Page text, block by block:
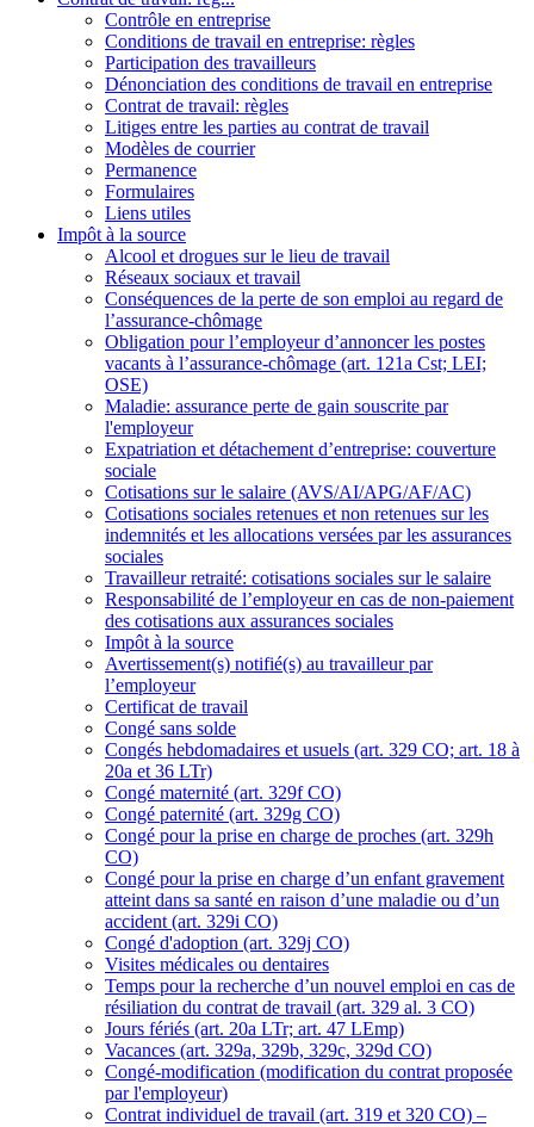
Contrôle en entreprise
Conditions de travail en entreprise: règles
Participation des travailleurs
Dénonciation des conditions de travail en entreprise
Contrat de travail: règles
Litiges entre les parties au contrat de travail
Modèles de courrier
Permanence
Formulaires
Liens utiles
Impôt à la source
Alcool et drogues sur le lieu de travail
Réseaux sociaux et travail
Conséquences de la perte de son emploi au regard de
l’assurance-chômage
Obligation pour l’employeur d’annoncer les postes
vacants à l’assurance-chômage (art. 121a Cst; LEI;
OSE)
Maladie: assurance perte de gain souscrite par
l'employeur
Expatriation et détachement d’entreprise: couverture
sociale
Cotisations sur le salaire (AVS/AI/APG/AF/AC)
Cotisations sociales retenues et non retenues sur les
indemnités et les allocations versées par les assurances
sociales
Travailleur retraité: cotisations sociales sur le salaire
Responsabilité de l’employeur en cas de non-paiement
des cotisations aux assurances sociales
Impôt à la source
Avertissement(s) notifié(s) au travailleur par
l’employeur
Certificat de travail
Congé sans solde
Congés hebdomadaires et usuels (art. 329 CO; art. 18 à
20a et 36 LTr)
Congé maternité (art. 329f CO)
Congé paternité (art. 329g CO)
Congé pour la prise en charge de proches (art. 329h
CO)
Congé pour la prise en charge d’un enfant gravement
atteint dans sa santé en raison d’une maladie ou d’un
accident (art. 329i CO)
Congé d'adoption (art. 329j CO)
Visites médicales ou dentaires
Temps pour la recherche d’un nouvel emploi en cas de
résiliation du contrat de travail (art. 329 al. 3 CO)
Jours fériés (art. 20a LTr; art. 47 LEmp)
Vacances (art. 329a, 329b, 329c, 329d CO)
Congé-modification (modification du contrat proposée
par l'employeur)
Contrat individuel de travail (art. 319 et 320 CO) –